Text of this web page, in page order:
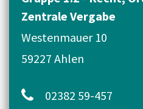
Zentrale Vergabe
Westenmauer 10
59227 Ahlen
02382 59-457